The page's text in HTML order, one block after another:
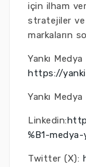
için ilham
stratejiler ve
markaların
Yankı
https://
Yankı
Linkedin:
%B1-
Twitter (X):